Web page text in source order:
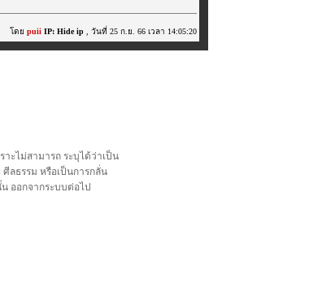
โดย puii IP: Hide ip , วันที่ 25 ก.ย. 66 เวลา 14:05:20
ะไม่สามารถ ระบุได้ว่าเป็น
ลธรรม หรือเป็นการกลั่น
ออกจากระบบต่อไป